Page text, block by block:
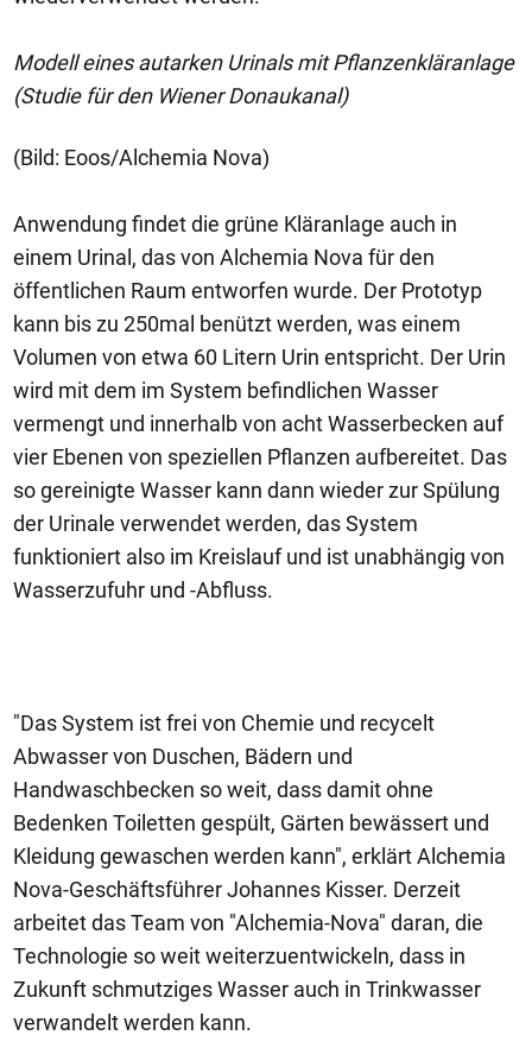
Modell eines autarken Urinals mit Pflanzenkläranlage
(Studie für den Wiener Donaukanal)
(Bild: Eoos/Alchemia Nova)
Anwendung findet die grüne Kläranlage auch in
einem Urinal, das von Alchemia Nova für den
öffentlichen Raum entworfen wurde. Der Prototyp
kann bis zu 250mal benützt werden, was einem
Volumen von etwa 60 Litern Urin entspricht. Der Urin
wird mit dem im System befindlichen Wasser
vermengt und innerhalb von acht Wasserbecken auf
vier Ebenen von speziellen Pflanzen aufbereitet. Das
so gereinigte Wasser kann dann wieder zur Spülung
der Urinale verwendet werden, das System
funktioniert also im Kreislauf und ist unabhängig von
Wasserzufuhr und -Abfluss.
"Das System ist frei von Chemie und recycelt
Abwasser von Duschen, Bädern und
Handwaschbecken so weit, dass damit ohne
Bedenken Toiletten gespült, Gärten bewässert und
Kleidung gewaschen werden kann", erklärt Alchemia
Nova-Geschäftsführer Johannes Kisser. Derzeit
arbeitet das Team von "Alchemia-Nova" daran, die
Technologie so weit weiterzuentwickeln, dass in
Zukunft schmutziges Wasser auch in Trinkwasser
verwandelt werden kann.